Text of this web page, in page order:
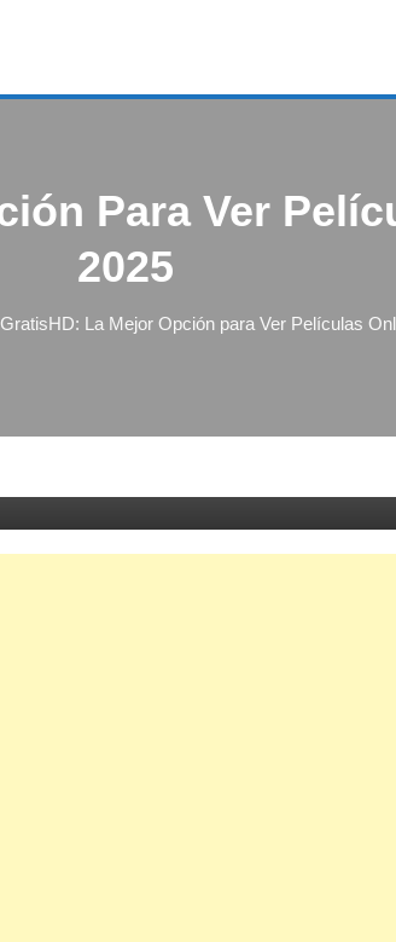
Para Ver
2025
La Mejor Opción para Ver Películas